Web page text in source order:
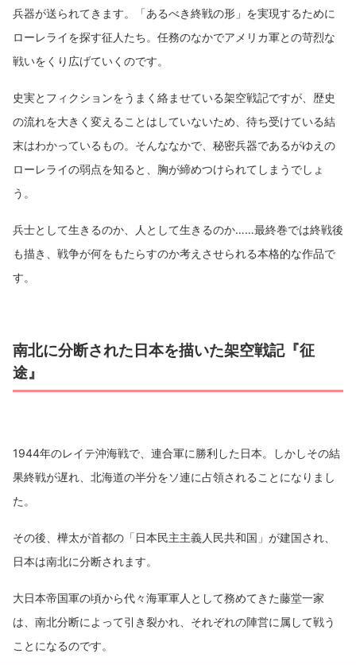
兵器が送られてきます。「あるべき終戦の形」を実現するために
ローレライを探す征人たち。任務のなかでアメリカ軍との苛烈な
戦いをくり広げていくのです。
史実とフィクションをうまく絡ませている架空戦記ですが、歴史
の流れを大きく変えることはしていないため、待ち受けている結
末はわかっているもの。そんななかで、秘密兵器であるがゆえの
ローレライの弱点を知ると、胸が締めつけられてしまうでしょ
う。
兵士として生きるのか、人として生きるのか……最終巻では終戦後
も描き、戦争が何をもたらすのか考えさせられる本格的な作品で
す。
南北に分断された日本を描いた架空戦記『征
途』
1944年のレイテ沖海戦で、連合軍に勝利した日本。しかしその結
果終戦が遅れ、北海道の半分をソ連に占領されることになりまし
た。
その後、樺太が首都の「日本民主主義人民共和国」が建国され、
日本は南北に分断されます。
大日本帝国軍の頃から代々海軍軍人として務めてきた藤堂一家
は、南北分断によって引き裂かれ、それぞれの陣営に属して戦う
ことになるのです。